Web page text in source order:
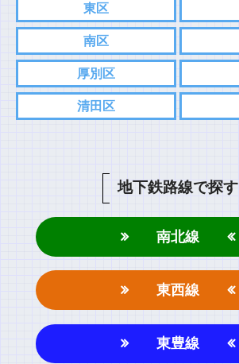
東区
南区
厚別区
清田区
地下鉄路線で探す
南北線
東西線
東豊線